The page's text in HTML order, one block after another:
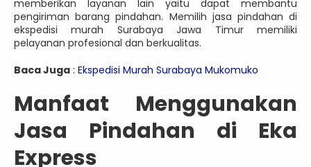
memberikan layanan lain yaitu dapat membantu
pengiriman barang pindahan. Memilih jasa pindahan di
ekspedisi murah Surabaya Jawa Timur memiliki
pelayanan profesional dan berkualitas.
Baca Juga : Ekspedisi Murah Surabaya Mukomuko
Manfaat Menggunakan
Jasa Pindahan di Eka
Express